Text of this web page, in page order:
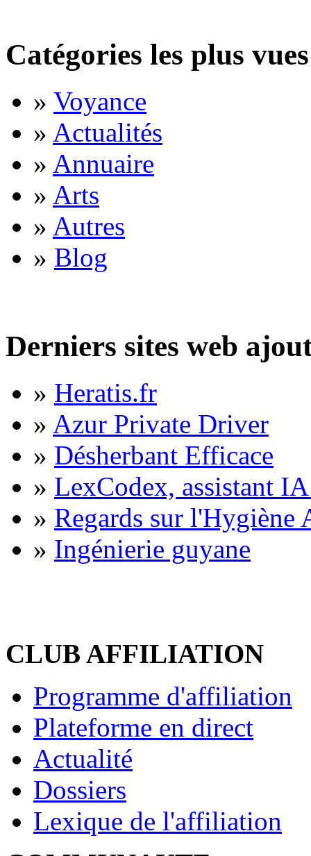
Catégories les plus vues
» Voyance
» Actualités
» Annuaire
» Arts
» Autres
» Blog
Derniers sites web
» Heratis.fr
» Azur Private Driver
» Désherbant Efficace
» LexCodex, assistant
» Regards sur l'Hygiène
» Ingénierie guyane
CLUB AFFILIATION
Programme d'affiliation
Plateforme en direct
Actualité
Dossiers
Lexique de l'affiliation